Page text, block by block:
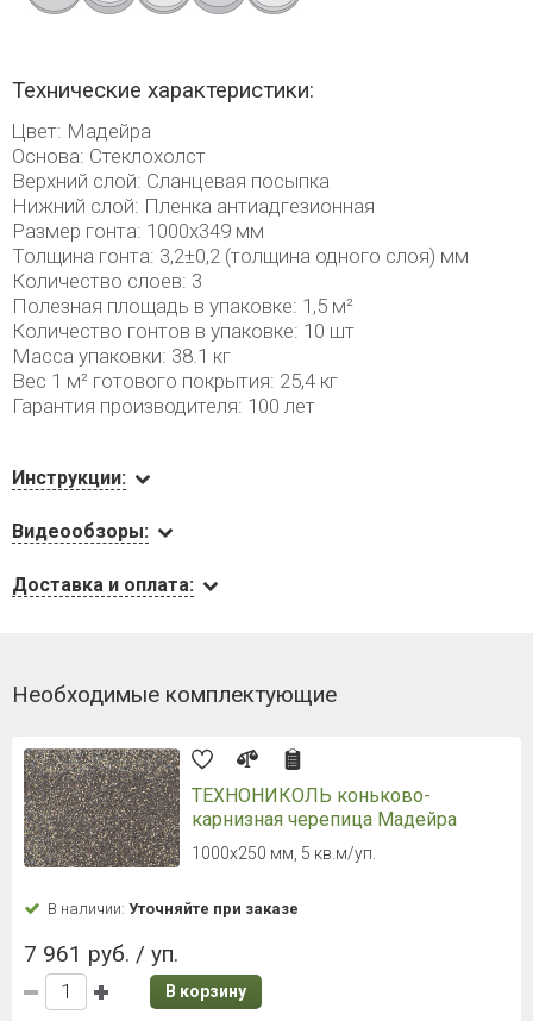
Технические характеристики:
Цвет: Мадейра
Основа: Стеклохолст
Верхний слой: Сланцевая посыпка
Нижний слой: Пленка антиадгезионная
Размер гонта: 1000х349 мм
Толщина гонта: 3,2±0,2 (толщина одного слоя) мм
Количество слоев: 3
Полезная площадь в упаковке: 1,5 м²
Количество гонтов в упаковке: 10 шт
Масса упаковки: 38.1 кг
Вес 1 м² готового покрытия: 25,4 кг
Гарантия производителя: 100 лет
Инструкции:
Видеообзоры:
Доставка и оплата:
Необходимые комплектующие
ТЕХНОНИКОЛЬ коньково-
карнизная черепица Мадейра
1000х250 мм, 5 кв.м/уп.
В наличии: Уточняйте при заказе
7 961 руб. / уп.
В корзину